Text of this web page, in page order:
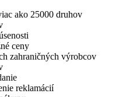
ako 25000 druhov
ceny
zahraničných výrobcov
reklamácií